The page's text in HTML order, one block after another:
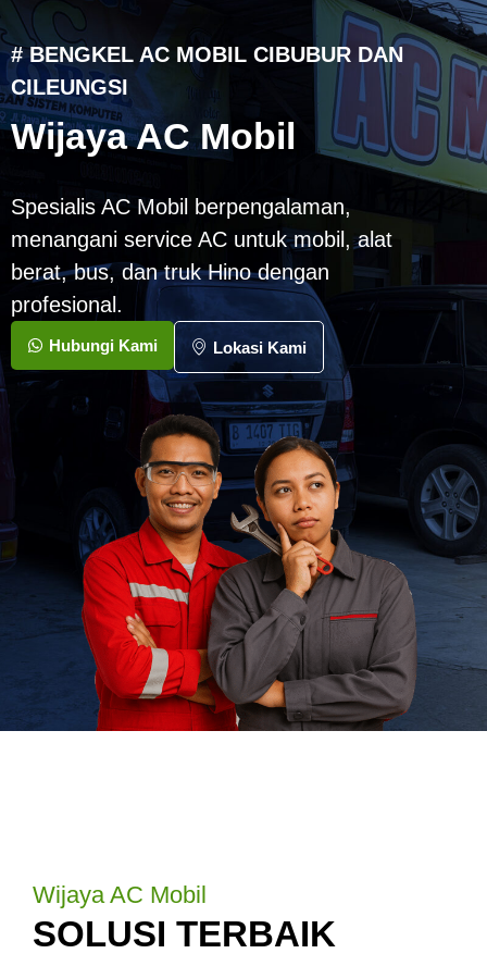
# BENGKEL AC MOBIL CIBUBUR DAN
CILEUNGSI
Wijaya AC Mobil
Spesialis AC Mobil berpengalaman,
menangani service AC untuk mobil, alat
berat, bus, dan truk Hino dengan
profesional.
Hubungi Kami Lokasi Kami
Wijaya AC Mobil
SOLUSI TERBAIK